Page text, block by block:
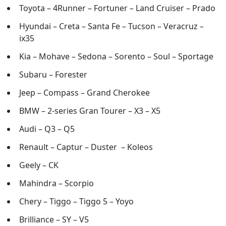
Toyota – 4Runner – Fortuner – Land Cruiser – Prado
Hyundai – Creta – Santa Fe – Tucson – Veracruz –
ix35
Kia – Mohave – Sedona – Sorento – Soul – Sportage
Subaru – Forester
Jeep – Compass – Grand Cherokee
BMW – 2-series Gran Tourer – X3 – X5
Audi – Q3 – Q5
Renault – Captur – Duster – Koleos
Geely – CK
Mahindra – Scorpio
Chery – Tiggo – Tiggo 5 – Yoyo
Brilliance – SY – V5